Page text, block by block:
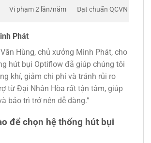
Vi phạm 2 lần/năm Đạt chuẩn QCVN
Phát
Hùng, chủ xưởng Minh Phát, cho
hút bụi Optiflow đã giúp chúng tôi
khí, giảm chi phí và tránh rủi ro
từ Đại Nhân Hòa rất tận tâm, giúp
bảo trì trở nên dễ dàng.”
để chọn hệ thống hút bụi